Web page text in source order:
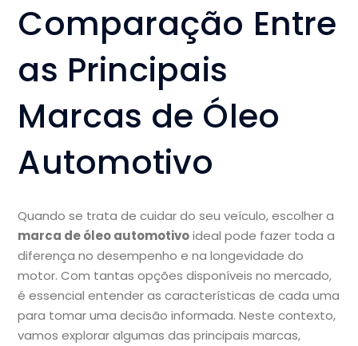
Comparação Entre
as Principais
Marcas de Óleo
Automotivo
Quando se trata de cuidar do seu veículo, escolher a
marca de óleo automotivoideal pode fazer toda a
diferença no desempenho e na longevidade do
motor. Com tantas opções disponíveis no mercado,
é essencial entender as características de cada uma
para tomar uma decisão informada. Neste contexto,
vamos explorar algumas das principais marcas,